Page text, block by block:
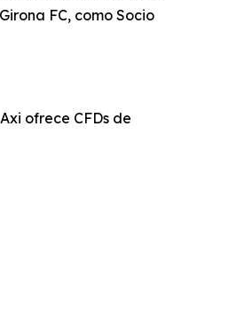
FC, como Socio
ofrece CFDs de